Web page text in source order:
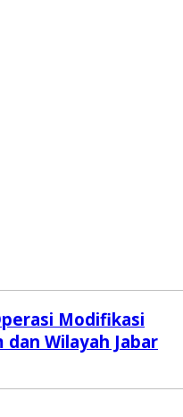
Modifikasi
dan Wilayah Jabar